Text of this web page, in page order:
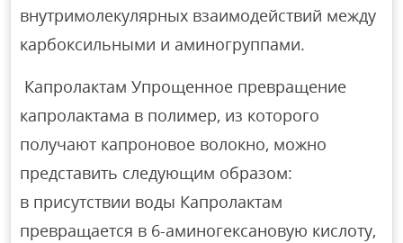
внутримолекулярных взаимодействий между
карбоксильными и аминогруппами.
Капролактам Упрощенное превращение
капролактама в полимер, из которого
получают капроновое волокно, можно
представить следующим образом:
в присутствии воды Капролактам
превращается в 6-аминогексановую кислоту,